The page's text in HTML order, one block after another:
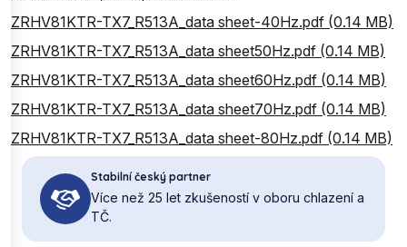
ZRHV81KTR-TX7_R513A_data sheet-40Hz.pdf (0.14 MB)
ZRHV81KTR-TX7_R513A_data sheet50Hz.pdf (0.14 MB)
ZRHV81KTR-TX7_R513A_data sheet60Hz.pdf (0.14 MB)
ZRHV81KTR-TX7_R513A_data sheet70Hz.pdf (0.14 MB)
ZRHV81KTR-TX7_R513A_data sheet-80Hz.pdf (0.14 MB)
Stabilní český partner
Více než 25 let zkušeností v oboru chlazení a
TČ.